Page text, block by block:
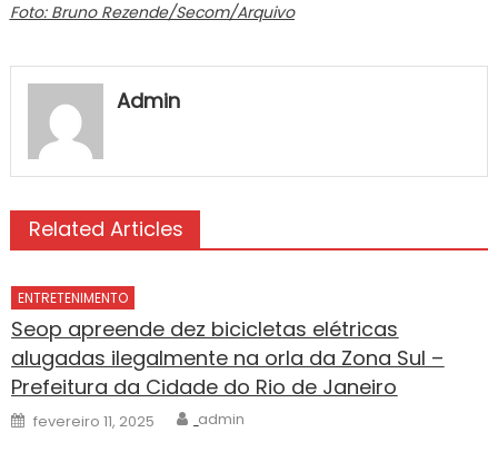
Foto: Bruno Rezende/Secom/Arquivo
Admin
Related Articles
ENTRETENIMENTO
Seop apreende dez bicicletas elétricas
alugadas ilegalmente na orla da Zona Sul –
Prefeitura da Cidade do Rio de Janeiro
Posted
on
fevereiro 11, 2025 Author
admin